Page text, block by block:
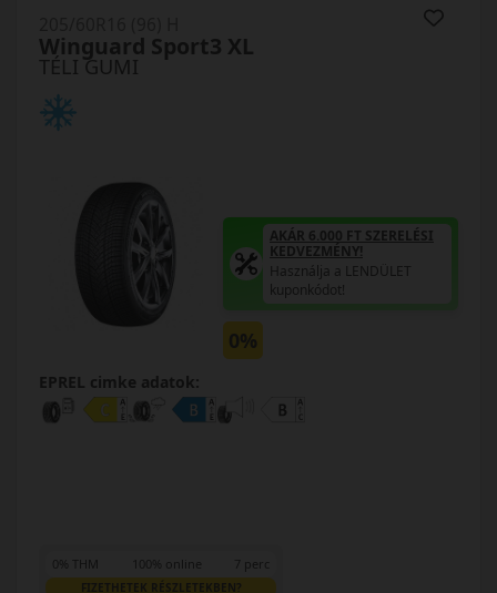
TÉLI GUMI
Winguard Sport3 XL
AKÁR 6.000 FT SZERELÉSI
KEDVEZMÉNY!
Használja a LENDÜLET
kuponkódot!
0%
EPREL cimke adatok:
0% THM 100% online 7 perc
FIZETHETEK RÉSZLETEKBEN?